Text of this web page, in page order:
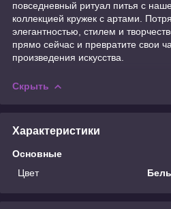
повседневный ритуал питья с
коллекцией кружек с артами.
элегантностью, стилем и
прямо сейчас и превратите свои
произведения искусства.
Скрыть
Характеристики
Основные
Цвет